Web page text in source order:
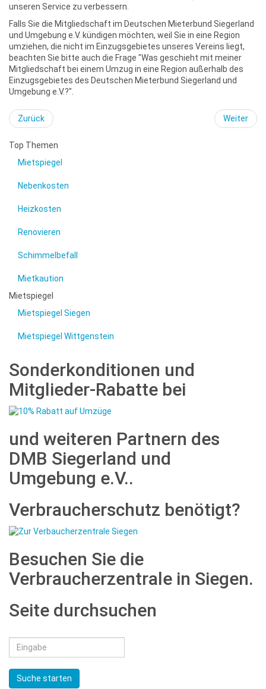
unseren Service zu verbessern.
Falls Sie die Mitgliedschaft im Deutschen Mieterbund Siegerland
und Umgebung e.V. kündigen möchten, weil Sie in eine Region
umziehen, die nicht im Einzugsgebietes unseres Vereins liegt,
beachten Sie bitte auch die Frage "Was geschieht mit meiner
Mitgliedschaft bei einem Umzug in eine Region außerhalb des
Einzugsgebietes des Deutschen Mieterbund Siegerland und
Umgebung e.V.?".
Zurück Weiter
Top Themen
Mietspiegel
Nebenkosten
Heizkosten
Renovieren
Schimmelbefall
Mietkaution
Mietspiegel
Mietspiegel Siegen
Mietspiegel Wittgenstein
Sonderkonditionen und
Mitglieder-Rabatte bei
und weiteren Partnern des
DMB Siegerland und
Umgebung e.V..
Verbraucherschutz benötigt?
Besuchen Sie die
Verbraucherzentrale in Siegen.
Seite durchsuchen
Suche starten